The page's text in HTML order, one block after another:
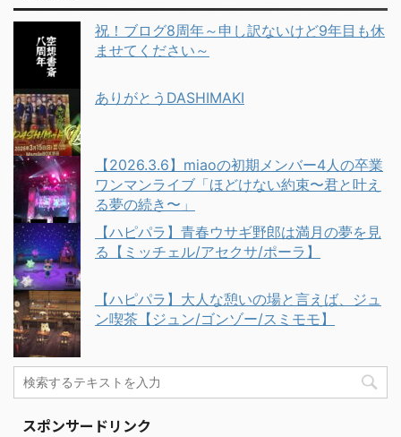
祝！ブログ8周年～申し訳ないけど9年目も休
ませてください～
ありがとうDASHIMAKI
【2026.3.6】miaoの初期メンバー4人の卒業
ワンマンライブ「ほどけない約束〜君と叶え
る夢の続き〜」
【ハピパラ】青春ウサギ野郎は満月の夢を見
る【ミッチェル/アセクサ/ポーラ】
【ハピパラ】大人な憩いの場と言えば、ジュ
ン喫茶【ジュン/ゴンゾー/スミモモ】
スポンサードリンク